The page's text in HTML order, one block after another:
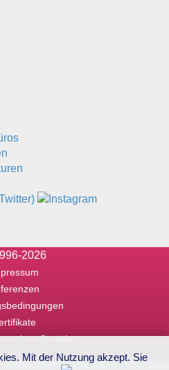
2026
ohne Gewähr
Mit der Nutzung akzept. Sie